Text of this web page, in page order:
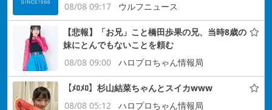
08/08 09:17
ウルフニュース
【悲報】「お兄」こと橋田歩果の兄、当時8歳の
妹にとんでもないことを頼む
08/08 09:00
ハロプロちゃん情報局
【ﾒﾛﾒﾛ】杉山結菜ちゃんとスイカwww
08/08 05:12
ハロプロちゃん情報局